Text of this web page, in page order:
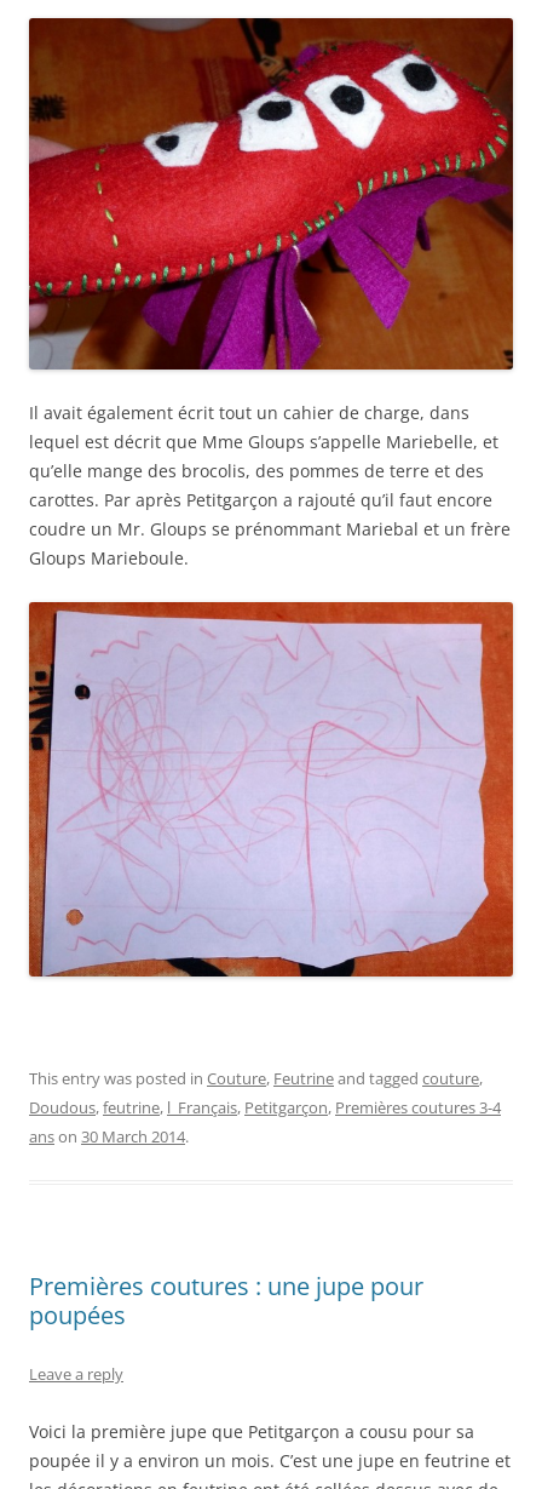
Il avait également écrit tout un cahier de charge, dans
lequel est décrit que Mme Gloups s’appelle Mariebelle, et
qu’elle mange des brocolis, des pommes de terre et des
carottes. Par après Petitgarçon a rajouté qu’il faut encore
coudre un Mr. Gloups se prénommant Mariebal et un frère
Gloups Marieboule.
This entry was posted in Couture, Feutrineand tagged couture,
Doudous,feutrine, l_Français, Petitgarçon, Premières coutures 3-4
anson 30 March 2014.
Premières coutures : une jupe pour
poupées
Leave a reply
Voici la première jupe que Petitgarçon a cousu pour sa
poupée il y a environ un mois. C’est une jupe en feutrine et